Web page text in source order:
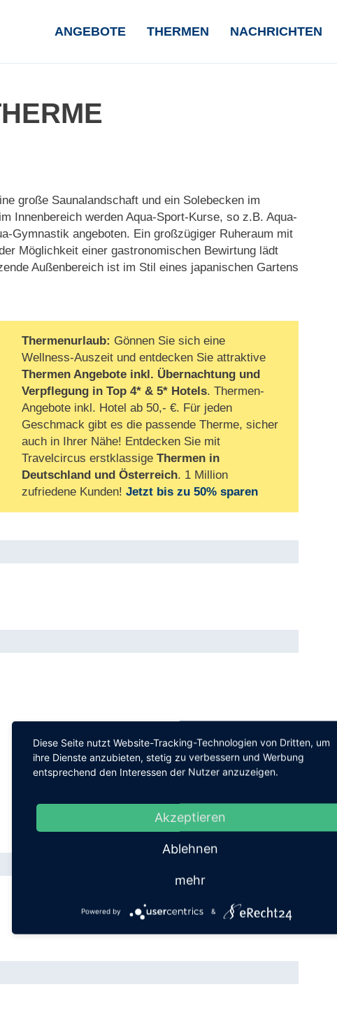
NAVIGATION
ANGEBOTE THERMEN NACHRICHTEN
große Saunalandschaft und ein Solebecken im
Innenbereich werden Aqua-Sport-Kurse, so z.B. Aqua-
Gymnastik angeboten. Ein großzügiger Ruheraum mit
Möglichkeit einer gastronomischen Bewirtung lädt
Außenbereich ist im Stil eines japanischen Gartens
Thermenurlaub: Gönnen Sie sich eine
Wellness-Auszeit und entdecken Sie attraktive
Thermen Angebote inkl. Übernachtung und
Verpflegung in Top 4* & 5* Hotels. Thermen-
Angebote inkl. Hotel ab 50,- €. Für jeden
Geschmack gibt es die passende Therme, sicher
auch in Ihrer Nähe! Entdecken Sie mit
Travelcircus erstklassige Thermen in
Deutschland und Österreich. 1 Million
zufriedene Kunden! Jetzt bis zu 50% sparen
Diese Seite nutzt Website-Tracking-Technologien von Dritten, um
ihre Dienste anzubieten, stetig zu verbessern und Werbung
entsprechend den Interessen der Nutzer anzuzeigen.
Akzeptieren
Ablehnen
mehr
Powered by &